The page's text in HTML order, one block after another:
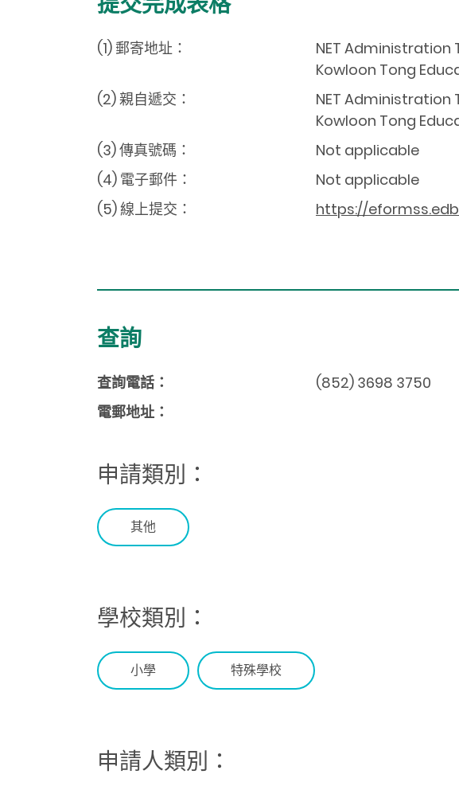
(1) 郵寄地址：
NET Administration
Kowloon Tong
(2) 親自遞交：
NET Administration
Kowloon Tong
(3) 傳真號碼：
Not applicable
(4) 電子郵件：
Not applicable
(5) 線上提交：
https://
查詢
查詢電話：
(852) 3698 3750
電郵地址：
申請類別：
其他
學校類別：
小學 特殊學校
申請人類別：